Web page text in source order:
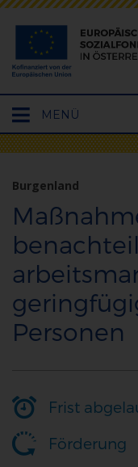
Hauptmenü
öffnen
MENÜ
Burgenland
Personen
Frist
Förderung